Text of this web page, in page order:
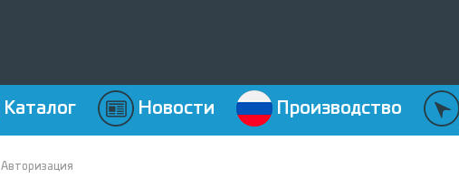
Каталог Новости Производство
Авторизация